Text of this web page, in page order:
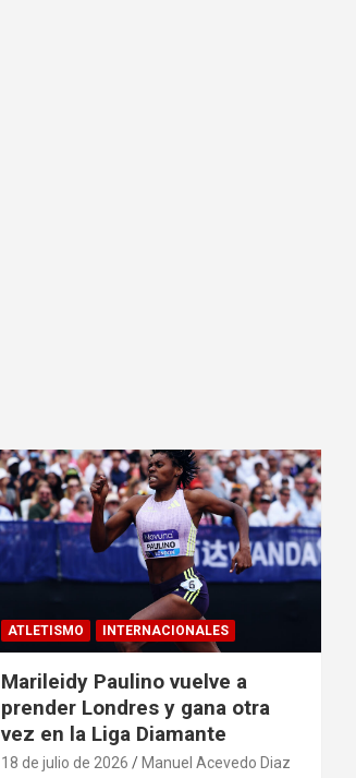
ATLETISMO INTERNACIONALES
Marileidy Paulino vuelve a
prender Londres y gana otra
vez en la Liga Diamante
18 de julio de 2026 Manuel Acevedo Diaz